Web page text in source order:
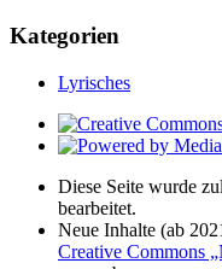
Kategorien
Lyrisches
Diese Seite wurde
bearbeitet.
Neue Inhalte (ab
Creative Commons